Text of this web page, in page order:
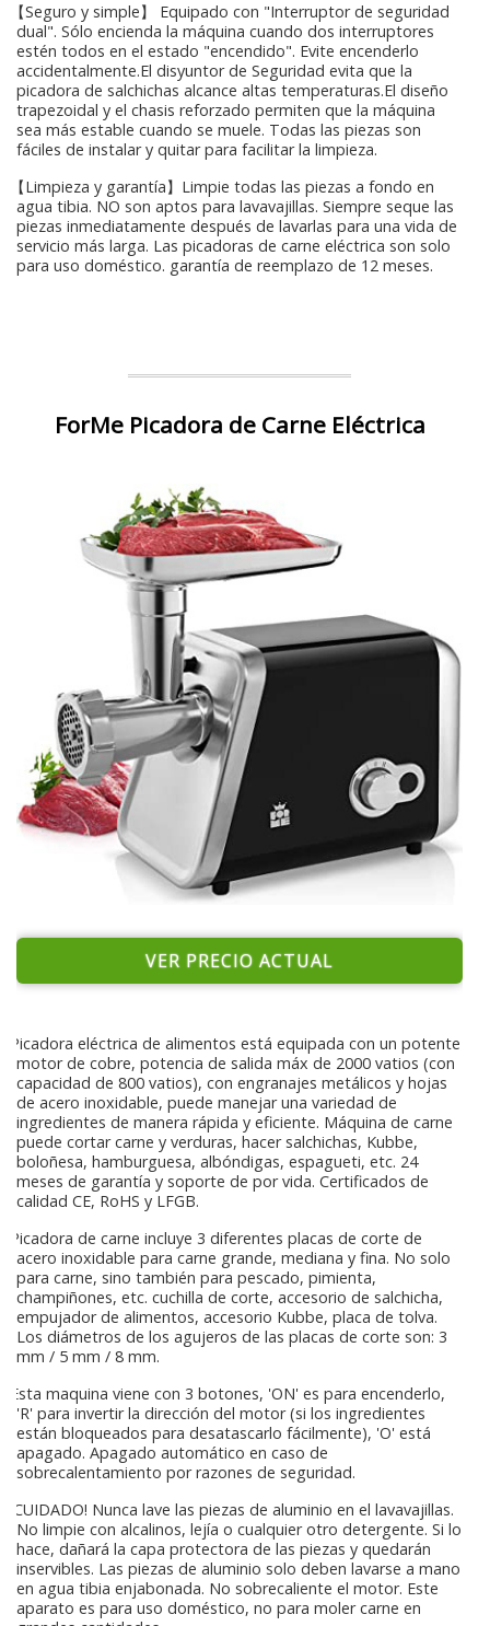
【Seguro y simple】 Equipado con "Interruptor de seguridad
dual". Sólo encienda la máquina cuando dos interruptores
estén todos en el estado "encendido". Evite encenderlo
accidentalmente.El disyuntor de Seguridad evita que la
picadora de salchichas alcance altas temperaturas.El diseño
trapezoidal y el chasis reforzado permiten que la máquina
sea más estable cuando se muele. Todas las piezas son
fáciles de instalar y quitar para facilitar la limpieza.
【Limpieza y garantía】Limpie todas las piezas a fondo en
agua tibia. NO son aptos para lavavajillas. Siempre seque las
piezas inmediatamente después de lavarlas para una vida de
servicio más larga. Las picadoras de carne eléctrica son solo
para uso doméstico. garantía de reemplazo de 12 meses.
ForMe Picadora de Carne Eléctrica
VER PRECIO ACTUAL
Picadora eléctrica de alimentos está equipada con un potente
motor de cobre, potencia de salida máx de 2000 vatios (con
capacidad de 800 vatios), con engranajes metálicos y hojas
de acero inoxidable, puede manejar una variedad de
ingredientes de manera rápida y eficiente. Máquina de carne
puede cortar carne y verduras, hacer salchichas, Kubbe,
boloñesa, hamburguesa, albóndigas, espagueti, etc. 24
meses de garantía y soporte de por vida. Certificados de
calidad CE, RoHS y LFGB.
Picadora de carne incluye 3 diferentes placas de corte de
acero inoxidable para carne grande, mediana y fina. No solo
para carne, sino también para pescado, pimienta,
champiñones, etc. cuchilla de corte, accesorio de salchicha,
empujador de alimentos, accesorio Kubbe, placa de tolva.
Los diámetros de los agujeros de las placas de corte son: 3
mm / 5 mm / 8 mm.
Esta maquina viene con 3 botones, 'ON' es para encenderlo,
'R' para invertir la dirección del motor (si los ingredientes
están bloqueados para desatascarlo fácilmente), 'O' está
apagado. Apagado automático en caso de
sobrecalentamiento por razones de seguridad.
¡CUIDADO! Nunca lave las piezas de aluminio en el lavavajillas.
No limpie con alcalinos, lejía o cualquier otro detergente. Si lo
hace, dañará la capa protectora de las piezas y quedarán
inservibles. Las piezas de aluminio solo deben lavarse a mano
en agua tibia enjabonada. No sobrecaliente el motor. Este
aparato es para uso doméstico, no para moler carne en